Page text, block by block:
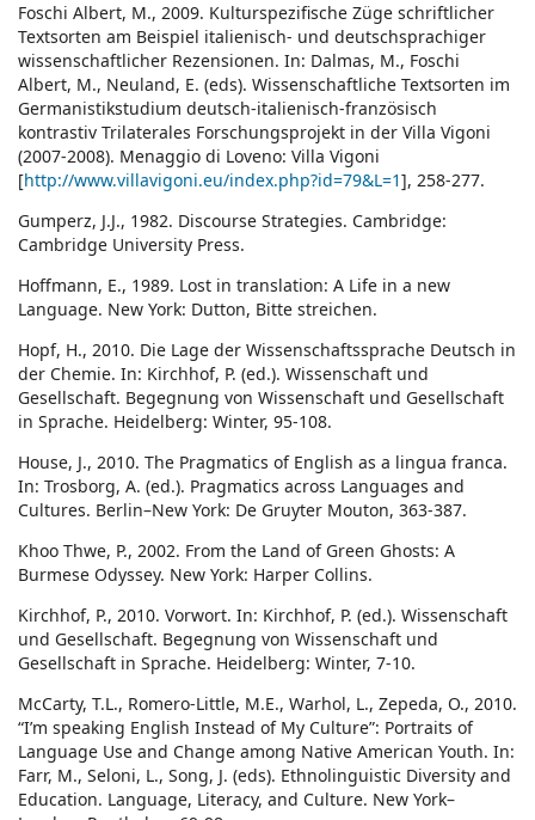
Foschi Albert, M., 2009. Kulturspezifische Züge schriftlicher
Textsorten am Beispiel italienisch- und deutschsprachiger
wissenschaftlicher Rezensionen. In: Dalmas, M., Foschi
Albert, M., Neuland, E. (eds). Wissenschaftliche Textsorten im
Germanistikstudium deutsch-italienisch-französisch
kontrastiv Trilaterales Forschungsprojekt in der Villa Vigoni
(2007-2008). Menaggio di Loveno: Villa Vigoni
[http://www.villavigoni.eu/index.php?id=79&L=1], 258-277.
Gumperz, J.J., 1982. Discourse Strategies. Cambridge:
Cambridge University Press.
Hoffmann, E., 1989. Lost in translation: A Life in a new
Language. New York: Dutton, Bitte streichen.
Hopf, H., 2010. Die Lage der Wissenschaftssprache Deutsch in
der Chemie. In: Kirchhof, P. (ed.). Wissenschaft und
Gesellschaft. Begegnung von Wissenschaft und Gesellschaft
in Sprache. Heidelberg: Winter, 95-108.
House, J., 2010. The Pragmatics of English as a lingua franca.
In: Trosborg, A. (ed.). Pragmatics across Languages and
Cultures. Berlin–New York: De Gruyter Mouton, 363-387.
Khoo Thwe, P., 2002. From the Land of Green Ghosts: A
Burmese Odyssey. New York: Harper Collins.
Kirchhof, P., 2010. Vorwort. In: Kirchhof, P. (ed.). Wissenschaft
und Gesellschaft. Begegnung von Wissenschaft und
Gesellschaft in Sprache. Heidelberg: Winter, 7-10.
McCarty, T.L., Romero-Little, M.E., Warhol, L., Zepeda, O., 2010.
“I’m speaking English Instead of My Culture”: Portraits of
Language Use and Change among Native American Youth. In:
Farr, M., Seloni, L., Song, J. (eds). Ethnolinguistic Diversity and
Education. Language, Literacy, and Culture. New York–